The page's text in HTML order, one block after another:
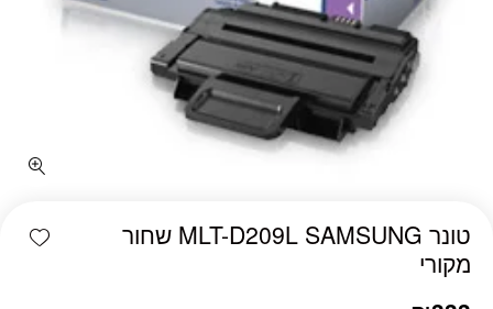
טונר MLT-D209L SAMSUNG שחור
מקורי